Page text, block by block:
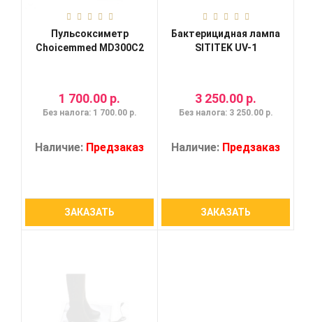
Пульсоксиметр
Choicemmed MD300C2
1 700.00 р.
Без налога: 1 700.00 р.
Наличие: Предзаказ
ЗАКАЗАТЬ
Бактерицидная лампа
SITITEK UV-1
3 250.00 р.
Без налога: 3 250.00 р.
Наличие: Предзаказ
ЗАКАЗАТЬ